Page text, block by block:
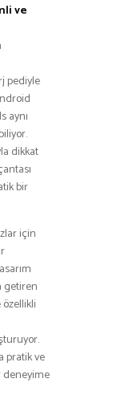
ve
pediyle
aynı
dikkat
bir
için
getiren
pratik ve
deneyime